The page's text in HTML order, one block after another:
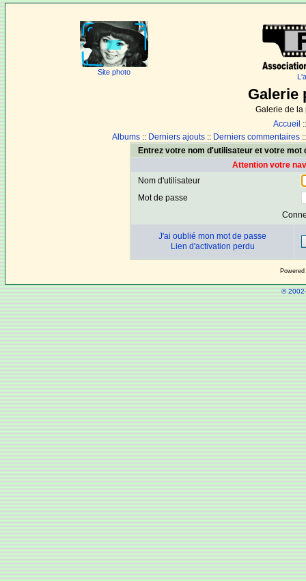
Site photo
Galerie
Galerie de la
Accueil
Albums :: Derniers ajouts :: Derniers commentaires
Entrez votre nom d'utilisateur et votre
Attention votre
Nom d'utilisateur
Mot de passe
J'ai oublié mon mot de passe
Lien d'activation perdu
©